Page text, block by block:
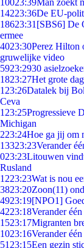
10023:39Man zoekt
14223:36De EU-
18623:31 [SBS6] De
ermee
4023:30Perez Hilton
gruwelijke video
5923:2930
1823:27Het grote
1 23:26Datalek bij
Ceva
1 23:25Progressieve
Michigan
223:24Hoe ga jij om
13323:23Verander
023:23Litouwen
Rusland
1223:23Wat is nou
3823:20Zoon(11)
4923:19[NPO1]
4223:18Verander
1523:17Migranten
1023:16Verander
51 23:15Een gezin